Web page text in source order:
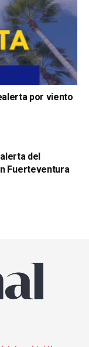
por viento
del
Fuerteventura